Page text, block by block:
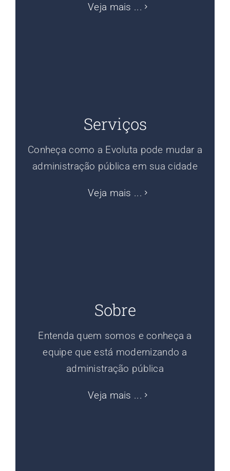
Veja mais ...
Serviços
Conheça como a Evoluta pode mudar a
administração pública em sua cidade
Veja mais ...
Sobre
Entenda quem somos e conheça a
equipe que está modernizando a
administração pública
Veja mais ...